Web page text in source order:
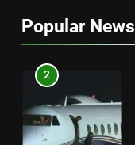
Popular News
2